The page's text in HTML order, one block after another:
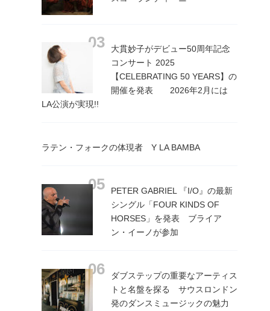
大貫妙子がデビュー50周年記念
コンサート 2025
【CELEBRATING 50 YEARS】の
開催を発表 2026年2月には
LA公演が実現!!
ラテン・フォークの体現者 Y LA BAMBA
PETER GABRIEL 『I/O』の最新
シングル「FOUR KINDS OF
HORSES」を発表 ブライア
ン・イーノが参加
ダブステップの重要なアーティス
トと名盤を探る サウスロンドン
発のダンスミュージックの魅力